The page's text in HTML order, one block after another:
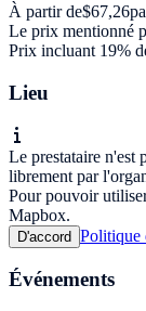
À partir de$67,26
Le prix mentionné
Prix incluant 19%
Lieu
Le prestataire n'est
librement par
Pour pouvoir
Mapbox.
D'accord Politique
Événements